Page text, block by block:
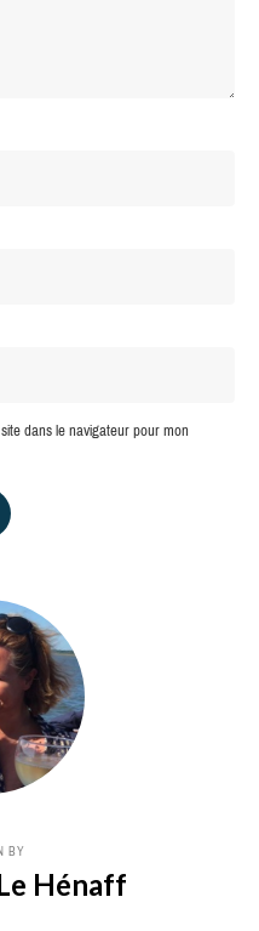
dans le navigateur pour mon
BY
Hénaff